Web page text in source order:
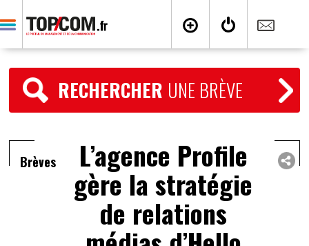
RECHERCHER UNE BRÈVE
Brèves L’agence Profile
gère la stratégie
de relations